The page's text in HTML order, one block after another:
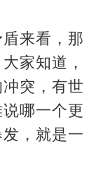
来看，那
家知道，
突，有世
哪一个更
，就是一